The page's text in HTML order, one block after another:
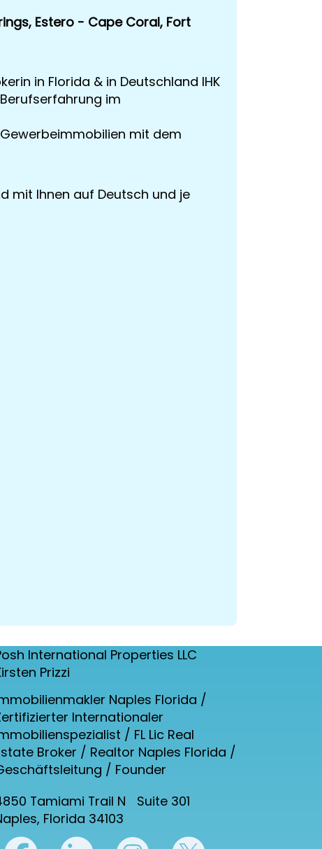
Estero - Cape Coral, Fort
in Florida & in Deutschland IHK
im
mit dem
mit Ihnen auf Deutsch und je
International Properties LLC
Prizzi
Naples Florida /
Internationaler
/ FL Lic Real
Broker / Realtor Naples Florida /
/ Founder
Tamiami Trail N Suite 301
Florida 34103